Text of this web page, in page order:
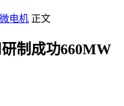
电机 正文
制成功660MW